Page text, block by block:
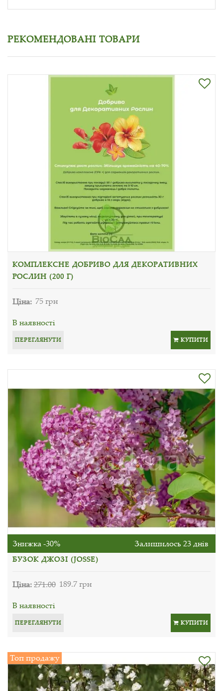
РЕКОМЕНДОВАНІ ТОВАРИ
КОМПЛЕКСНЕ ДОБРИВО ДЛЯ ДЕКОРАТИВНИХ
РОСЛИН (200 Г)
Ціна: 75 грн
В наявності
ПЕРЕГЛЯНУТИ КУПИТИ
Знижка -30% Залишилось 23 днів
БУЗОК ДЖОЗІ (JOSSE)
Ціна:271.00 189.7 грн
В наявності
ПЕРЕГЛЯНУТИ КУПИТИ
Топ продажу